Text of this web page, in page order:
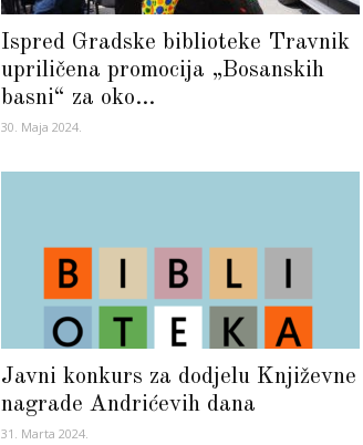
Ispred Gradske biblioteke Travnik
upriličena promocija „Bosanskih
basni“ za oko...
30. Maja 2024.
Javni konkurs za dodjelu Književne
nagrade Andrićevih dana
31. Marta 2024.